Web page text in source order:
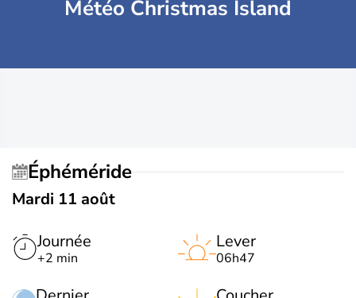
Météo Christmas Island
Éphéméride
Mardi 11 août
Journée
+2 min
Lever
06h47